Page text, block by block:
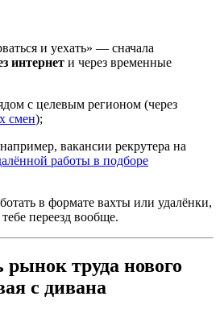
и уехать» — сначала
интернет и через временные
с целевым регионом (через
смен);
вакансии рекрутера на
работы в подборе
в формате вахты или удалёнки,
переезд вообще.
труда нового
с дивана